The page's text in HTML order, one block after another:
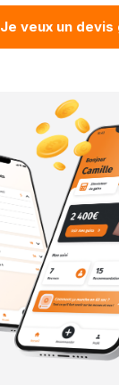
Je veux un